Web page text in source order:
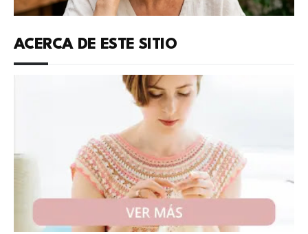
ACERCA DE ESTE SITIO